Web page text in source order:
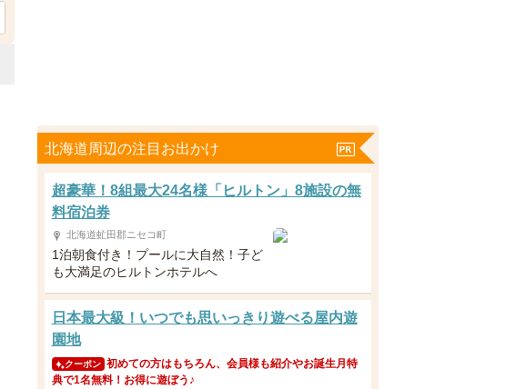
北海道周辺の注目お出かけ
超豪華！8組最大24名様「ヒルトン」8施設の無
料宿泊券
北海道虻田郡ニセコ町
1泊朝食付き！プールに大自然！子ど
も大満足のヒルトンホテルへ
日本最大級！いつでも思いっきり遊べる屋内遊
園地
クーポン 初めての方はもちろん、会員様も紹介やお誕生月特
典で1名無料！お得に遊ぼう♪